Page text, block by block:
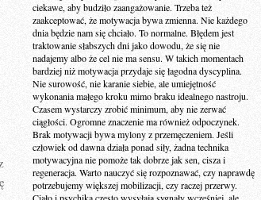
ciekawe, aby budziło zaangażowanie. Trzeba też
zaakceptować, że motywacja bywa zmienna. Nie każdego
dnia będzie nam się chciało. To normalne. Błędem jest
traktowanie słabszych dni jako dowodu, że się nie
nadajemy albo że cel nie ma sensu. W takich momentach
bardziej niż motywacja przydaje się łagodna dyscyplina.
Nie surowość, nie karanie siebie, ale umiejętność
wykonania małego kroku mimo braku idealnego nastroju.
Czasem wystarczy zrobić minimum, aby nie zerwać
ciągłości. Ogromne znaczenie ma również odpoczynek.
Brak motywacji bywa mylony z przemęczeniem. Jeśli
człowiek od dawna działa ponad siły, żadna technika
motywacyjna nie pomoże tak dobrze jak sen, cisza i
regeneracja. Warto nauczyć się rozpoznawać, czy naprawdę
potrzebujemy większej mobilizacji, czy raczej przerwy.